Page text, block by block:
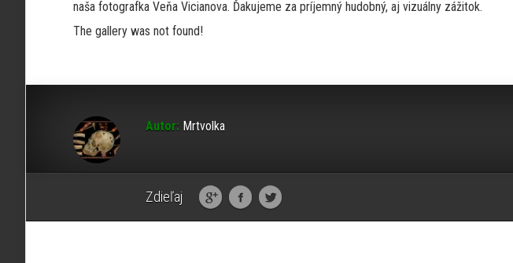
naša fotografka Veňa Vicianova. Ďakujeme za príjemný hudobný, aj vizuálny zážitok.
The gallery was not found!
Autor: Mrtvolka
Zdieľaj